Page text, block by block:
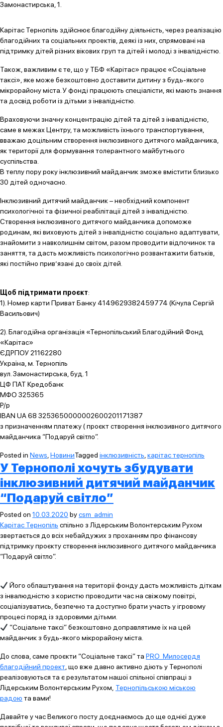
Замонастирська, 1.
Карітас Тернопіль здійснює благодійну діяльність, через реалізацію
благодійних та соціальних проектів, деякі із них, спрямовані на
підтримку дітей різних вікових груп та дітей і молоді з інвалідністю.
Також, важливим є те, що у ТБФ «Карітас» працює «Соціальне
таксі», яке може безкоштовно доставити дитину з будь-якого
мікрорайону міста. У фонді працюють спеціалісти, які мають знання
та досвід роботи із дітьми з інвалідністю.
Враховуючи значну концентрацію дітей та дітей з інвалідністю,
саме в межах Центру, та можливість їхнього транспортування,
вважаю доцільним створення інклюзивного дитячого майданчика,
як території для формування толерантного майбутнього
суспільства.
В теплу пору року інклюзивний майданчик зможе вмістити близько
30 дітей одночасно.
Інклюзивний дитячий майданчик – необхідний компонент
психологічної та фізичної реабілітації дітей з інвалідністю.
Створення інклюзивного дитячого майданчика допоможе
родинам, які виховують дітей з інвалідністю соціально адаптувати,
знайомити з навколишнім світом, разом проводити відпочинок та
заняття, та дасть можливість психологічно розвантажити батьків,
які постійно прив’язані до своїх дітей.
Щоб підтримати проєкт:
1). Номер карти Приват Банку 4149629382459774 (Кічула Сергій
Васильович)
2). Благодійна організація «Тернопільський Благодійний Фонд
«Карітас»
ЄДРПОУ 21162280
Україна, м. Тернопіль
вул. Замонастирська, буд. 1
ЦФ ПАТ Кредобанк
МФО 325365
Р/р
ІВAN UA 68 3253650000002600201171387
з призначенням платежу ( проєкт створення інклюзивного дитячого
майданчика “Подаруй світло”.
Posted in News,НовиниTagged інклюзивність,карітас тернопіль
У Тернополі хочуть збудувати
інклюзивний дитячий майданчик
“Подаруй світло”
Posted on 10.03.2020 bycsm_admin
Карітас Тернопіль спільно з Лідерським Волонтерським Рухом
звертається до всіх небайдужих з проханням про фінансову
підтримку проєкту створення інклюзивного дитячого майданчика
“Подаруй світло”.
Його облаштування на території фонду дасть можливість діткам
з інвалюдністю з користю проводити час на свіжому повітрі,
соціалізуватись, безпечно та доступно брати участь у ігровому
процесі поряд із здоровими дітьми.
“Соціальне таксі” безкоштовно доправлятиме їх на цей
майданчик з будь-якого мікрорайону міста.
До слова, саме проєкти “Соціальне таксі” та PRO_Милосердя
благодійний проект, що вже давно активно діють у Тернополі
реалізовуються та є результатом нашої спільної співпраці з
Лідерським Волонтерським Рухом, Тернопільською міською
радою та вами!
Давайте у час Великого посту доєднаємось до ще однієї дуже